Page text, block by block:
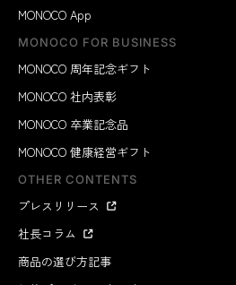
MONOCO App
MONOCO FOR BUSINESS
MONOCO 周年記念ギフト
MONOCO 社内表彰
MONOCO 卒業記念品
MONOCO 健康経営ギフト
OTHER CONTENTS
プレスリリース
社長コラム
商品の選び方記事